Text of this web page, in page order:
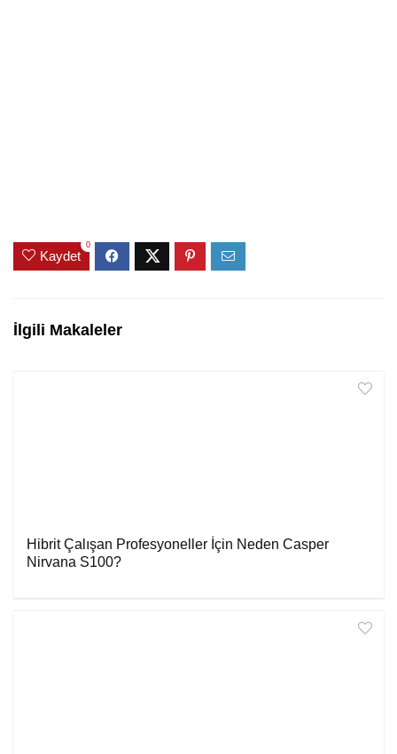
Kaydet
0
İlgili Makaleler
Hibrit Çalışan Profesyoneller İçin Neden Casper
Nirvana S100?